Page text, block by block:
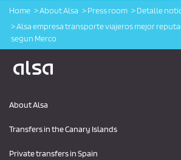
Home About Alsa Press room
Detalle
Alsa empresa transporte viajeros mejor
segun Merco
About Alsa
Transfers in the Canary Islands
Private transfers in Spain
Logo